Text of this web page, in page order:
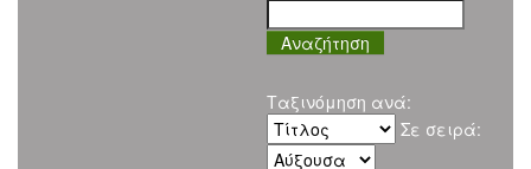
Ταξινόμηση ανά:
Σε σειρά: